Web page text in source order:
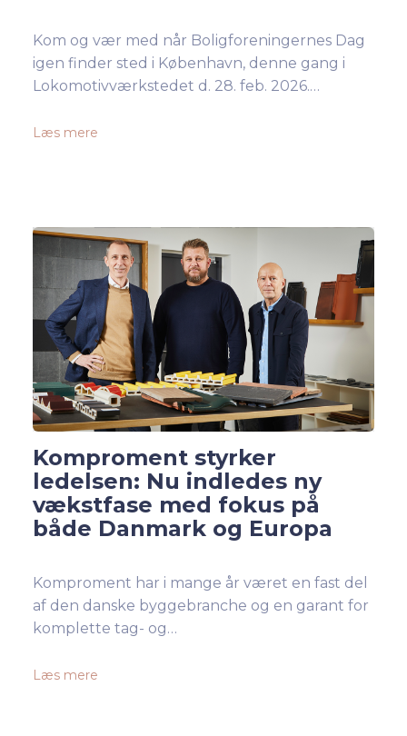
Kom og vær med når Boligforeningernes Dag
igen finder sted i København, denne gang i
Lokomotivværkstedet d. 28. feb. 2026.…
Læs mere
Komproment styrker
ledelsen: Nu indledes ny
vækstfase med fokus på
både Danmark og Europa
Komproment har i mange år været en fast del
af den danske byggebranche og en garant for
komplette tag- og…
Læs mere